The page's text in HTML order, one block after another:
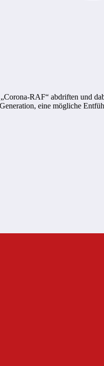
RAF“ abdriften und
eine mögliche